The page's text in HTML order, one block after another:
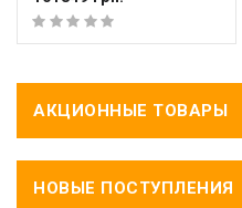
АКЦИОННЫЕ ТОВАРЫ
НОВЫЕ ПОСТУПЛЕНИЯ